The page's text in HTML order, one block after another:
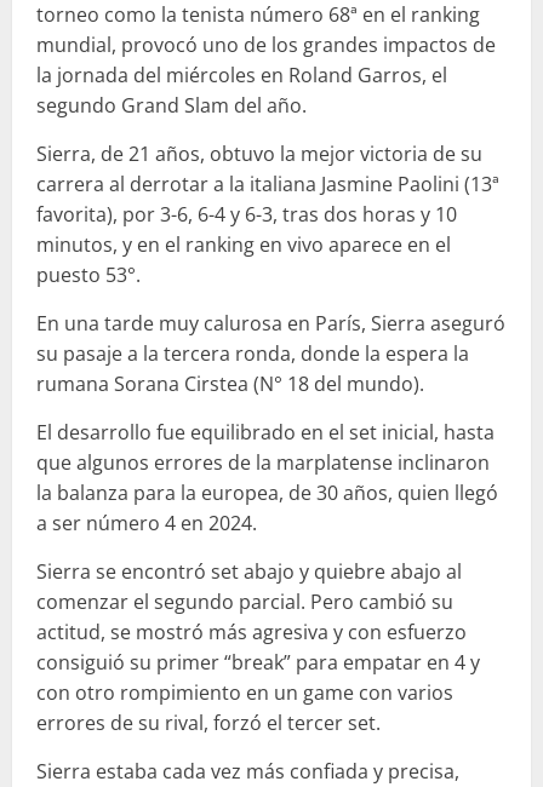
torneo como la tenista número 68ª en el ranking
mundial, provocó uno de los grandes impactos de
la jornada del miércoles en Roland Garros, el
segundo Grand Slam del año.
Sierra, de 21 años, obtuvo la mejor victoria de su
carrera al derrotar a la italiana Jasmine Paolini (13ª
favorita), por 3-6, 6-4 y 6-3, tras dos horas y 10
minutos, y en el ranking en vivo aparece en el
puesto 53°.
En una tarde muy calurosa en París, Sierra aseguró
su pasaje a la tercera ronda, donde la espera la
rumana Sorana Cirstea (N° 18 del mundo).
El desarrollo fue equilibrado en el set inicial, hasta
que algunos errores de la marplatense inclinaron
la balanza para la europea, de 30 años, quien llegó
a ser número 4 en 2024.
Sierra se encontró set abajo y quiebre abajo al
comenzar el segundo parcial. Pero cambió su
actitud, se mostró más agresiva y con esfuerzo
consiguió su primer “break” para empatar en 4 y
con otro rompimiento en un game con varios
errores de su rival, forzó el tercer set.
Sierra estaba cada vez más confiada y precisa,